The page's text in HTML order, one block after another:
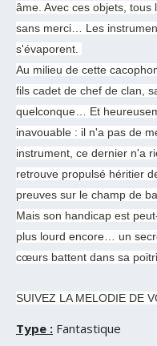
âme. Avec ces objets,
sans merci… Les
s'évaporent.
Au milieu de cette
fils cadet de chef de clan,
quelconque… Et
inavouable : il n'a pas de
instrument, ce dernier n'a
retrouve propulsé héritier
preuves sur le champ de
Mais son handicap est
plus lourd encore… un
cœurs battent dans sa
SUIVEZ LA MELODIE DE
Type : Fantastique